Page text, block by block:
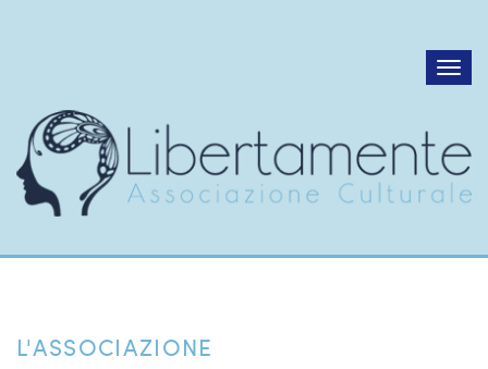
L'ASSOCIAZIONE